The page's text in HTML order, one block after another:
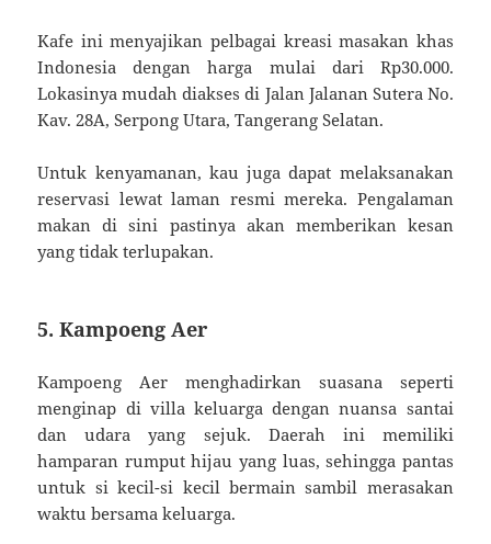
Kafe ini menyajikan pelbagai kreasi masakan khas
Indonesia dengan harga mulai dari Rp30.000.
Lokasinya mudah diakses di Jalan Jalanan Sutera No.
Kav. 28A, Serpong Utara, Tangerang Selatan.
Untuk kenyamanan, kau juga dapat melaksanakan
reservasi lewat laman resmi mereka. Pengalaman
makan di sini pastinya akan memberikan kesan
yang tidak terlupakan.
5. Kampoeng Aer
Kampoeng Aer menghadirkan suasana seperti
menginap di villa keluarga dengan nuansa santai
dan udara yang sejuk. Daerah ini memiliki
hamparan rumput hijau yang luas, sehingga pantas
untuk si kecil-si kecil bermain sambil merasakan
waktu bersama keluarga.